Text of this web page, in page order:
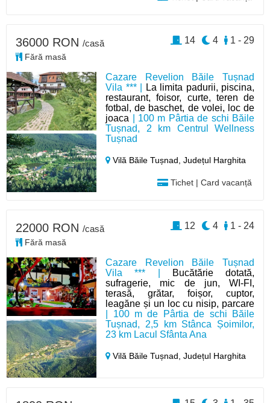
Cazare Revelion Băile Tușnad
Vila *** |
La limita padurii, piscina,
restaurant, foisor, curte, teren de
fotbal, de baschet, de volei, loc de
joaca | 100 m Pârtia de schi Băile
Tușnad, 2 km Centrul Wellness
Tușnad
Vilă Băile Tușnad,Județul Harghita
Tichet | Card vacanță
36000 RON /casă
Fără masă
1 - 29
4
14
Cazare Revelion Băile Tușnad
Vila *** |
Bucătărie dotată,
sufragerie, mic de jun, WI-FI,
terasă, grătar, foișor, cuptor,
leagăne și un loc cu nisip, parcare
| 100 m de Pârtia de schi Băile
Tușnad, 2,5 km Stânca Șoimilor,
23 km Lacul Sfânta Ana
Vilă Băile Tușnad,Județul Harghita
22000 RON /casă
Fără masă
1 - 24
4
12